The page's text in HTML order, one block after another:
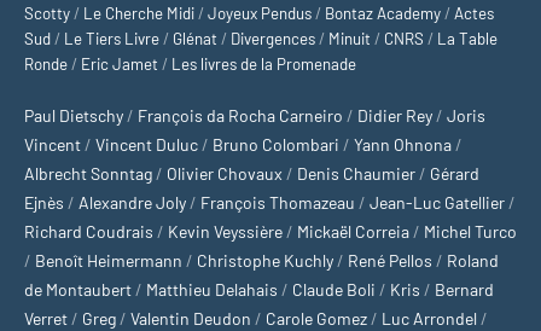
Scotty/ Le Cherche Midi/Joyeux Pendus/ Bontaz Academy/Actes
Sud/ Le Tiers Livre/ Glénat / Divergences/ Minuit / CNRS / La Table
Ronde/ Eric Jamet / Les livres de la Promenade
Paul Dietschy / François da Rocha Carneiro / Didier Rey / Joris
Vincent / Vincent Duluc / Bruno Colombari / Yann Ohnona /
Albrecht Sonntag / Olivier Chovaux / Denis Chaumier / Gérard
Ejnès / Alexandre Joly / François Thomazeau / Jean-Luc Gatellier /
Richard Coudrais / Kevin Veyssière / Mickaël Correia / Michel Turco
/ Benoît Heimermann / Christophe Kuchly / René Pellos / Roland
de Montaubert / Matthieu Delahais / Claude Boli / Kris / Bernard
Verret / Greg / Valentin Deudon / Carole Gomez / Luc Arrondel /